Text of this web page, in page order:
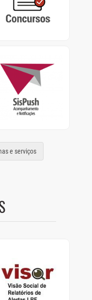
do Tribunal de
do Estado de São
Sistema de
Acompanhamento e
Notificações de
processos e
comunicados
e serviços
Visão Social de
Relatórios de Alertas
LRF.